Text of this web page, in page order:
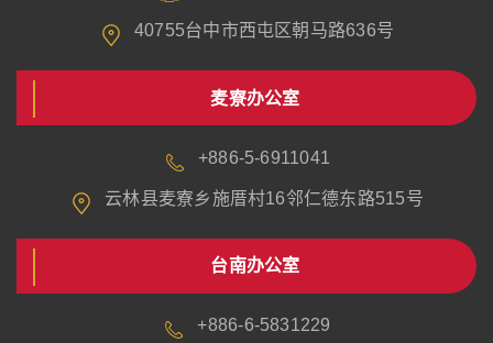
40755台中市西屯区朝马路636号
麦寮办公室
+886-5-6911041
云林县麦寮乡施厝村16邻仁德东路515号
台南办公室
+886-6-5831229